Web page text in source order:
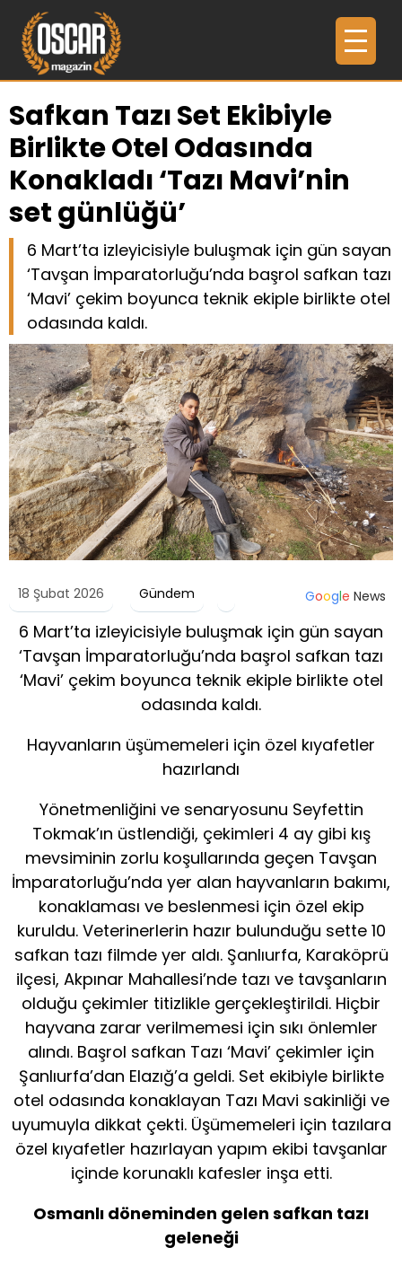
Safkan Tazı Set Ekibiyle
Birlikte Otel Odasında
Konakladı ‘Tazı Mavi’nin
set günlüğü’
6 Mart’ta izleyicisiyle buluşmak için gün sayan
‘Tavşan İmparatorluğu’nda başrol safkan tazı
‘Mavi’ çekim boyunca teknik ekiple birlikte otel
odasında kaldı.
18 Şubat 2026 Gündem Google News
6 Mart’ta izleyicisiyle buluşmak için gün sayan
‘Tavşan İmparatorluğu’nda başrol safkan tazı
‘Mavi’ çekim boyunca teknik ekiple birlikte otel
odasında kaldı.
Hayvanların üşümemeleri için özel kıyafetler
hazırlandı
Yönetmenliğini ve senaryosunu Seyfettin
Tokmak’ın üstlendiği, çekimleri 4 ay gibi kış
mevsiminin zorlu koşullarında geçen Tavşan
İmparatorluğu’nda yer alan hayvanların bakımı,
konaklaması ve beslenmesi için özel ekip
kuruldu. Veterinerlerin hazır bulunduğu sette 10
safkan tazı filmde yer aldı. Şanlıurfa, Karaköprü
ilçesi, Akpınar Mahallesi’nde tazı ve tavşanların
olduğu çekimler titizlikle gerçekleştirildi. Hiçbir
hayvana zarar verilmemesi için sıkı önlemler
alındı. Başrol safkan Tazı ‘Mavi’ çekimler için
Şanlıurfa’dan Elazığ’a geldi. Set ekibiyle birlikte
otel odasında konaklayan Tazı Mavi sakinliği ve
uyumuyla dikkat çekti. Üşümemeleri için tazılara
özel kıyafetler hazırlayan yapım ekibi tavşanlar
içinde korunaklı kafesler inşa etti.
Osmanlı döneminden gelen safkan tazı
geleneği